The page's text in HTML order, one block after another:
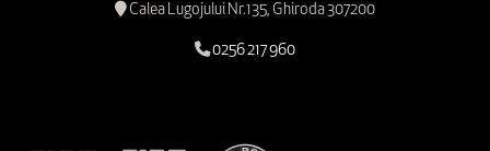
Calea Lugojului Nr.135, Ghiroda 307200
0256 217 960